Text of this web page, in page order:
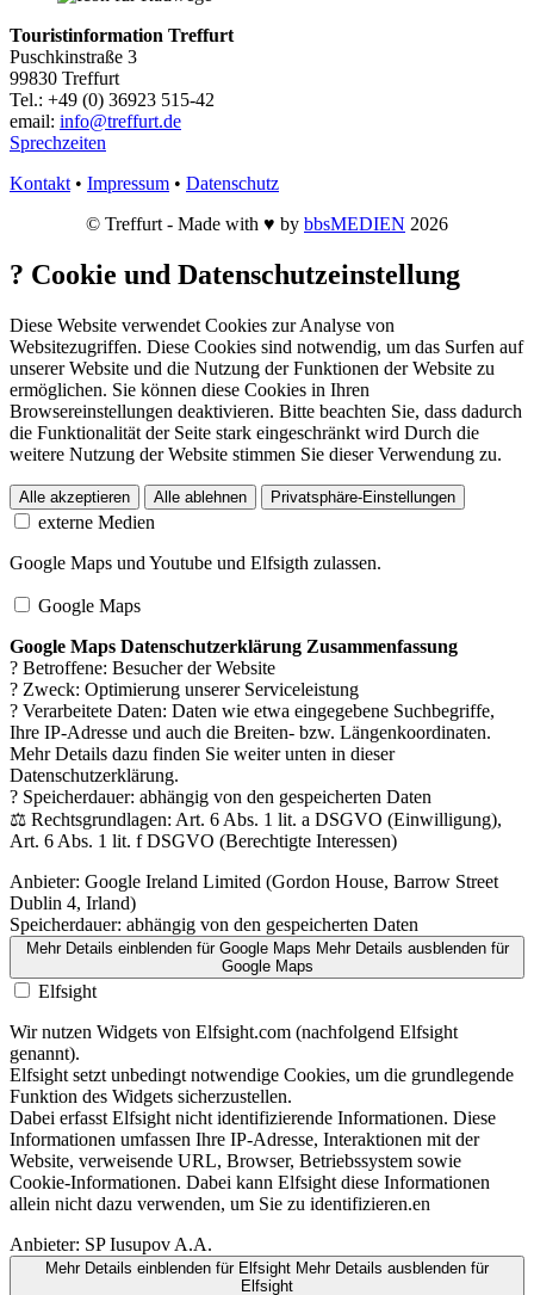
Touristinformation Treffurt
Puschkinstraße 3
99830 Treffurt
Tel.: +49 (0) 36923 515-42
email: info@treffurt.de
Sprechzeiten
Kontakt • Impressum • Datenschutz
© Treffurt - Made with ♥ by bbsMEDIEN 2026
? Cookie und Datenschutzeinstellung
Diese Website verwendet Cookies zur Analyse von
Websitezugriffen. Diese Cookies sind notwendig, um das Surfen auf
unserer Website und die Nutzung der Funktionen der Website zu
ermöglichen. Sie können diese Cookies in Ihren
Browsereinstellungen deaktivieren. Bitte beachten Sie, dass dadurch
die Funktionalität der Seite stark eingeschränkt wird Durch die
weitere Nutzung der Website stimmen Sie dieser Verwendung zu.
Alle akzeptieren Alle ablehnen Privatsphäre-Einstellungen
externe Medien
Google Maps und Youtube und Elfsigth zulassen.
Google Maps
Google Maps Datenschutzerklärung Zusammenfassung
? Betroffene: Besucher der Website
? Zweck: Optimierung unserer Serviceleistung
? Verarbeitete Daten: Daten wie etwa eingegebene Suchbegriffe,
Ihre IP-Adresse und auch die Breiten- bzw. Längenkoordinaten.
Mehr Details dazu finden Sie weiter unten in dieser
Datenschutzerklärung.
? Speicherdauer: abhängig von den gespeicherten Daten
⚖️ Rechtsgrundlagen: Art. 6 Abs. 1 lit. a DSGVO (Einwilligung),
Art. 6 Abs. 1 lit. f DSGVO (Berechtigte Interessen)
Anbieter: Google Ireland Limited (Gordon House, Barrow Street
Dublin 4, Irland)
Speicherdauer: abhängig von den gespeicherten Daten
Mehr Details einblendenfür Google Maps Mehr Details ausblendenfür
Google Maps
Elfsight
Wir nutzen Widgets von Elfsight.com (nachfolgend Elfsight
genannt).
Elfsight setzt unbedingt notwendige Cookies, um die grundlegende
Funktion des Widgets sicherzustellen.
Dabei erfasst Elfsight nicht identifizierende Informationen. Diese
Informationen umfassen Ihre IP-Adresse, Interaktionen mit der
Website, verweisende URL, Browser, Betriebssystem sowie
Cookie-Informationen. Dabei kann Elfsight diese Informationen
allein nicht dazu verwenden, um Sie zu identifizieren.en
Anbieter: SP Iusupov A.A.
Mehr Details einblenden für Elfsight Mehr Details ausblenden für
Elfsight